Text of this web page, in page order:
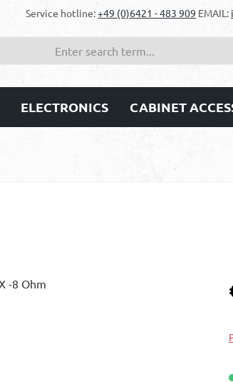
Service hotline:+49 (0)6421 - 483 909 EMAIL:
ELECTRONICS CABINET